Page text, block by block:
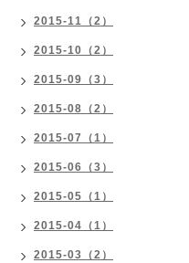
2015-11（2）
2015-10（2）
2015-09（3）
2015-08（2）
2015-07（1）
2015-06（3）
2015-05（1）
2015-04（1）
2015-03（2）